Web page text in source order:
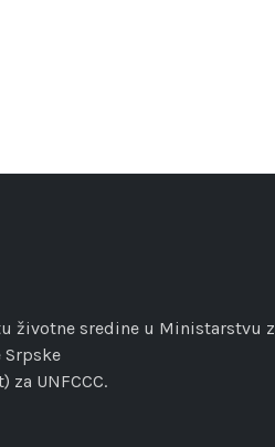
životne sredine u Ministarstvu
za UNFCCC.